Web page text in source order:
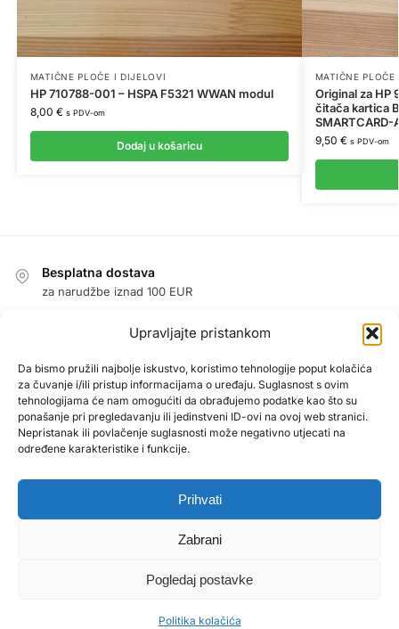
Upravljajte pristankom
Da bismo pružili najbolje iskustvo, koristimo tehnologije poput kolačića
za čuvanje i/ili pristup informacijama o uređaju. Suglasnost s ovim
tehnologijama će nam omogućiti da obrađujemo podatke kao što su
ponašanje pri pregledavanju ili jedinstveni ID-ovi na ovoj web stranici.
Nepristanak ili povlačenje suglasnosti može negativno utjecati na
određene karakteristike i funkcije.
Prihvati
Zabrani
Pogledaj postavke
Politika kolačića
MATIČNE PLOČE I DIJELOVI
HP 710788-001 – HSPA F5321 WWAN modul
8,00 € s PDV-om
Dodaj u košaricu
MATIČNE
Original za HP
čitača kartica
SMARTCARD-
9,50 € s PDV-om
Besplatna dostava
za narudžbe iznad 100 EUR
jamstvo povrata novca
Jamstvo
1 godina jamstva na sve proizvode
Sigurna kupnja zajamčena
PayPal / MasterCard / Visa